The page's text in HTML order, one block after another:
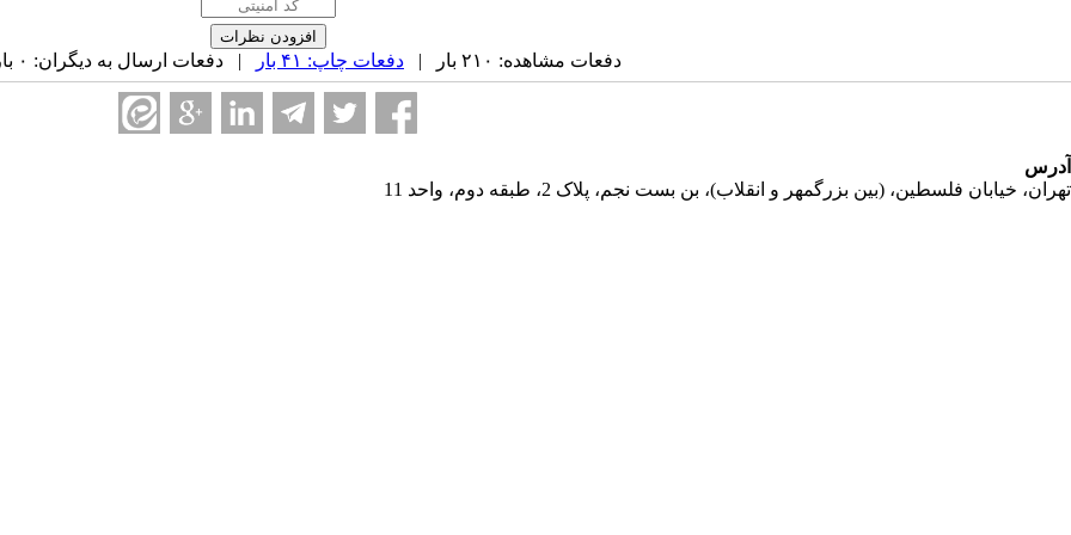
دفعات مشاهده: ۲۱۰ بار | دفعات چاپ: ۴۱ بار | دفعات ارسال به دیگران: ۰ بار |
آدرس
تهران، خیابان فلسطین، (بین بزرگمهر و انقلاب)، بن بست نجم، پلاک 2، طبقه دوم، واحد 11